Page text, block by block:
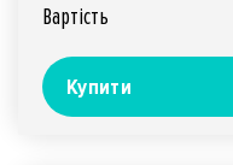
Вартiсть
Купити